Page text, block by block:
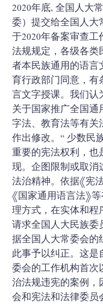
2020年底, 全国人大
委）提交给全国人大
于2020年备案审查工
法规规定，各级各
者本民族通用的语
育行政部门同意，
言文字授课。我们
关于国家推广全国
字法、教育法等有
作出修改。” 少数民
重要的宪法权利，
现。企图限制或取
法治精神。依据《宪
《国家通用语言法》
理方式，在实体和
请求全国人大民族
据全国人大常委会
此事予以纠正。这是
委会的工作机构首
治法规违宪的案例
会和宪法和法律委员